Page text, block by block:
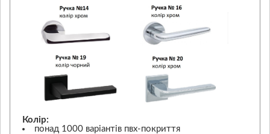
Колір:
понад 1000 варіантів пвх-покриття